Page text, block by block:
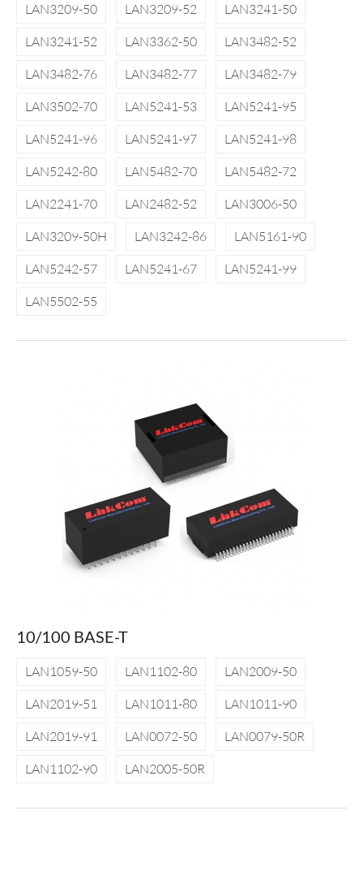
LAN3209-50
LAN3209-52
LAN3241-50
LAN3241-52
LAN3362-50
LAN3482-52
LAN3482-76
LAN3482-77
LAN3482-79
LAN3502-70
LAN5241-53
LAN5241-95
LAN5241-96
LAN5241-97
LAN5241-98
LAN5242-80
LAN5482-70
LAN5482-72
LAN2241-70
LAN2482-52
LAN3006-50
LAN3209-50H
LAN3242-86
LAN5161-90
LAN5242-57
LAN5241-67
LAN5241-99
LAN5502-55
10/100 BASE-T
LAN1059-50 LAN1102-80
LAN2009-50
LAN2019-51
LAN1011-80
LAN1011-90
LAN2019-91
LAN0072-50
LAN0079-50R
LAN1102-90
LAN2005-50R